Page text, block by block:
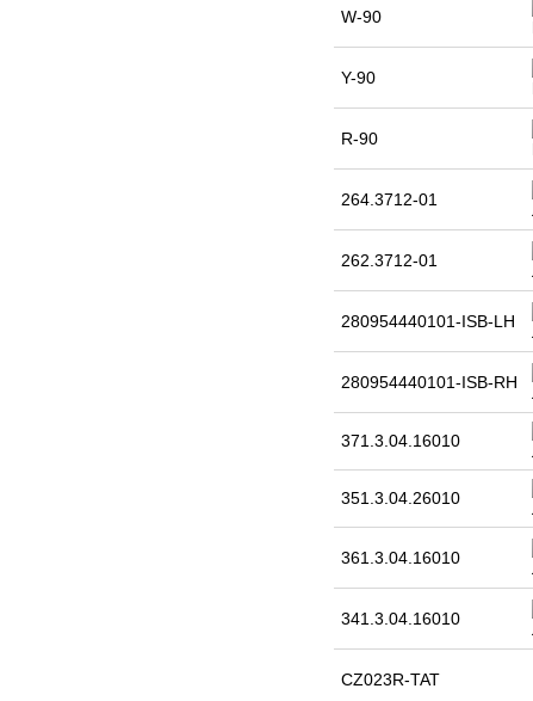
W-90
Y-90
R-90
264.3712-01
262.3712-01
280954440101-ISB-LH
280954440101-ISB-RH
371.3.04.16010
351.3.04.26010
361.3.04.16010
341.3.04.16010
CZ023R-TAT